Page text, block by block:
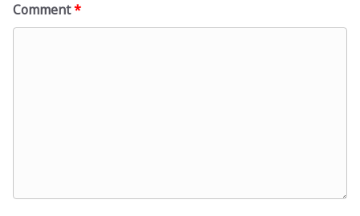
Comment*